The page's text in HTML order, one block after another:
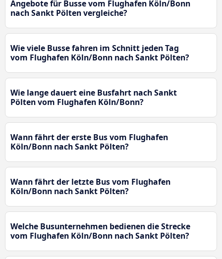
Angebote für Busse vom Flughafen Köln/Bonn
nach Sankt Pölten vergleiche?
Wie viele Busse fahren im Schnitt jeden Tag
vom Flughafen Köln/Bonn nach Sankt Pölten?
Wie lange dauert eine Busfahrt nach Sankt
Pölten vom Flughafen Köln/Bonn?
Wann fährt der erste Bus vom Flughafen
Köln/Bonn nach Sankt Pölten?
Wann fährt der letzte Bus vom Flughafen
Köln/Bonn nach Sankt Pölten?
Welche Busunternehmen bedienen die Strecke
vom Flughafen Köln/Bonn nach Sankt Pölten?